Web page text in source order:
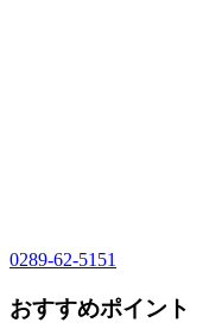
0289-62-5151
おすすめポイント